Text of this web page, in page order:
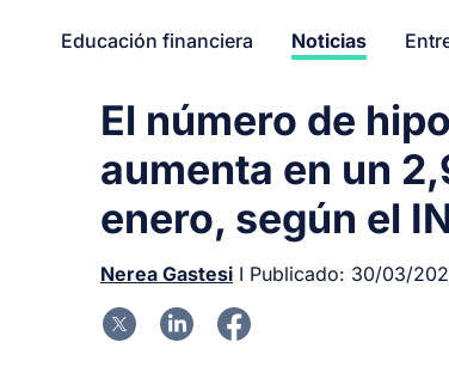
Educación financiera Noticias
El número de
aumenta en un
enero, según el
Nerea Gastesi I Publicado: 30/03/